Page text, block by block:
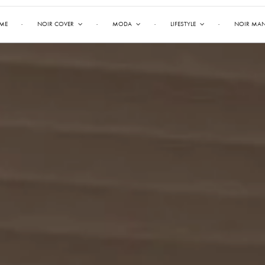
NOIR COVER MODA LIFESTYLE NOIR